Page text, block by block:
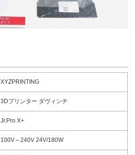
XYZPRINTING
3Dプリンター ダヴィンチ
Jr.Pro X+
100V～240V 24V/180W